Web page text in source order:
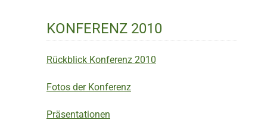
KONFERENZ 2010
Rückblick Konferenz 2010
Fotos der Konferenz
Präsentationen